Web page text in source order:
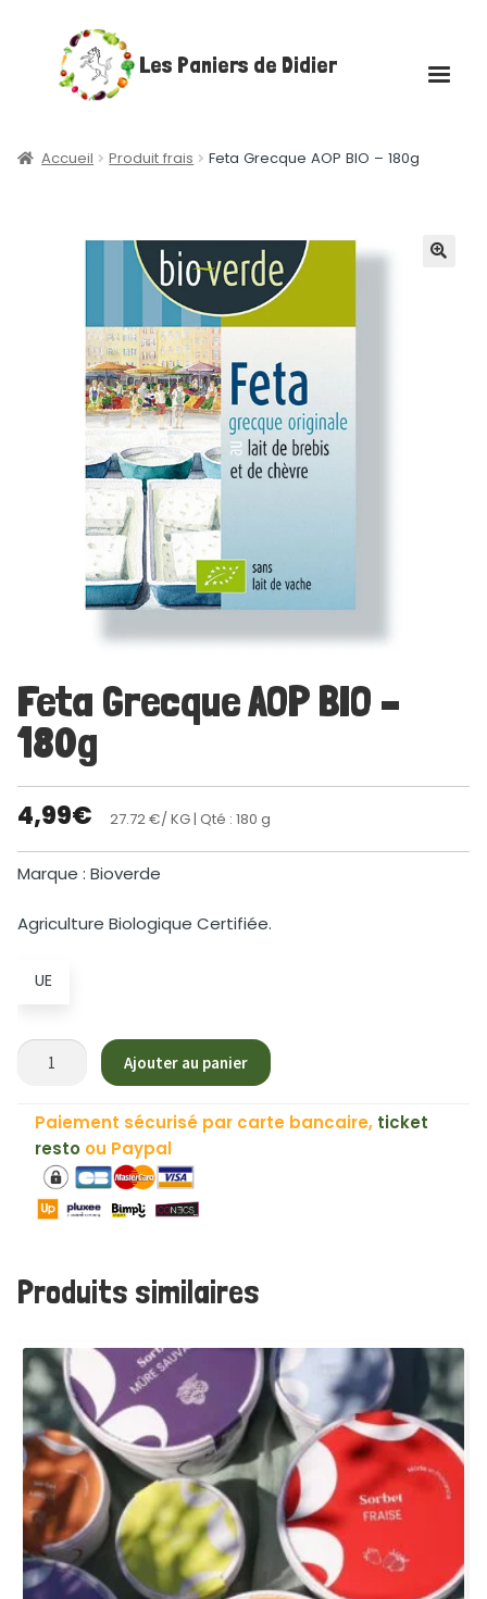
àau
Les Paniers de Didier
Accueil
menu
Les plateaux gourmands
Ouvrir
Poulets rôtis fermiers
Actualités
Contact
Mon compte
Accueil Produit frais Feta Grecque AOP BIO – 180g
Feta Grecque AOP BIO –
180g
4,99€ 27.72 €/ KG | Qté : 180 g
Marque : Bioverde
Agriculture Biologique Certifiée.
UE
quantité
Grecque
AOP
Ajouter au panier
Paiement sécurisé par carte bancaire, ticket
resto ou Paypal
Produits similaires